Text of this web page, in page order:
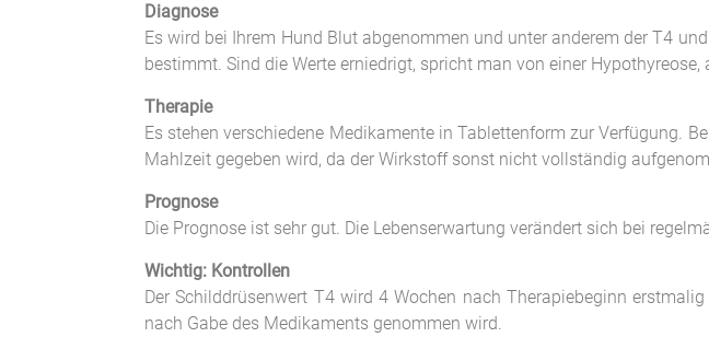
Diagnose
Es wird bei Ihrem Hund Blut abgenommen und unter anderem der T4
bestimmt. Sind die Werte erniedrigt, spricht man von einer
Therapie
Es stehen verschiedene Medikamente in Tablettenform zur Verfügung.
Mahlzeit gegeben wird, da der Wirkstoff sonst nicht vollständig
Prognose
Die Prognose ist sehr gut. Die Lebenserwartung verändert sich bei
Wichtig: Kontrollen
Der Schilddrüsenwert T4 wird 4 Wochen nach Therapiebeginn
nach Gabe des Medikaments genommen wird.